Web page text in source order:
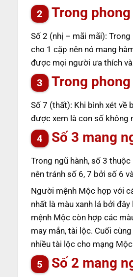
Trong
Số 2 (nhị – mãi mãi):
cho 1 cặp nên nó mang
được mọi người ưa thích
Trong
Số 7 (thất): Khi bình xét về
được xem là con số không
Số 3 mang
Trong ngũ hành, số 3
nên tránh số 6, 7 bởi số 6
Người mệnh Mộc hợp với
nhất là màu xanh lá bởi
mệnh Mộc còn hợp các
may mắn, tài lộc. Cuối
nhiều tài lộc cho mạng
Số 2 mang